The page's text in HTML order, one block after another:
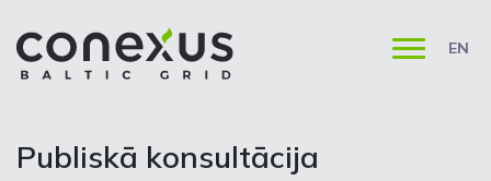
EN
Publiskā konsultācija